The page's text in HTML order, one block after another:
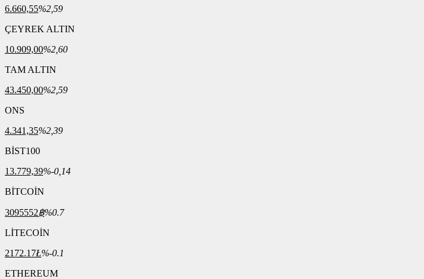
6.660,55%2,59
ÇEYREK ALTIN
10.909,00%2,60
TAM ALTIN
43.450,00%2,59
ONS
4.341,35%2,39
BİST100
13.779,39%-0,14
BİTCOİN
3095552฿%0.7
LİTECOİN
2172.17Ł%-0.1
ETHEREUM